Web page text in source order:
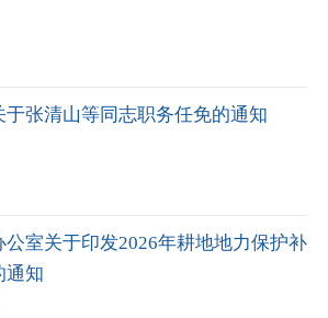
张清山等同志职务任免的通知
室关于印发2026年耕地地力保护补
通知